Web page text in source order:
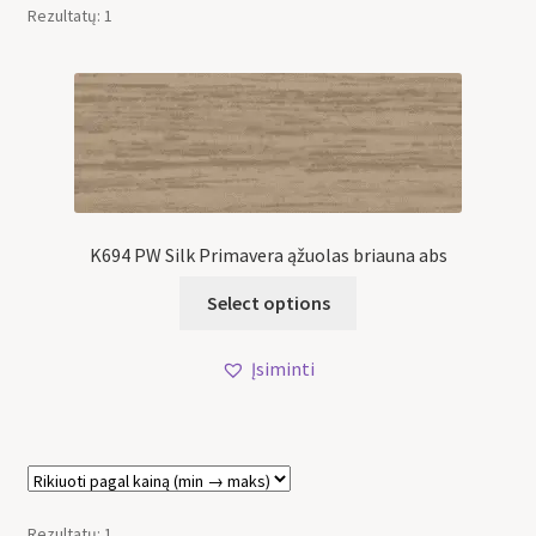
Rezultatų: 1
K694 PW Silk Primavera ąžuolas briauna abs
Select options
Įsiminti